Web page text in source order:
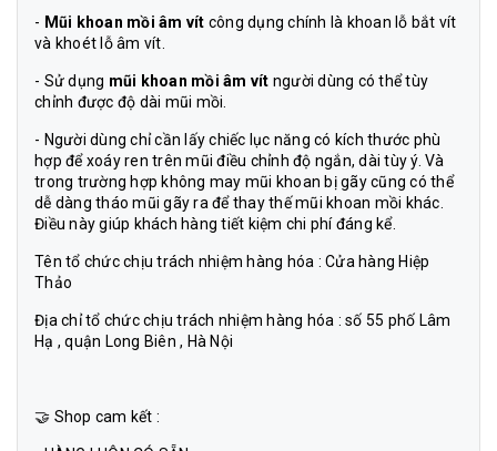
- Mũi khoan mồi âm vít công dụng chính là khoan lỗ bắt vít
và khoét lỗ âm vít.
- Sử dụng mũi khoan mồi âm vít người dùng có thể tùy
chỉnh được độ dài mũi mồi.
- Người dùng chỉ cần lấy chiếc lục năng có kích thước phù
hợp để xoáy ren trên mũi điều chỉnh độ ngắn, dài tùy ý. Và
trong trường hợp không may mũi khoan bị gãy cũng có thể
dễ dàng tháo mũi gãy ra để thay thế mũi khoan mồi khác.
Điều này giúp khách hàng tiết kiệm chi phí đáng kể.
Tên tổ chức chịu trách nhiệm hàng hóa : Cửa hàng Hiệp
Thảo
Địa chỉ tổ chức chịu trách nhiệm hàng hóa : số 55 phố Lâm
Hạ , quận Long Biên , Hà Nội
🤝 Shop cam kết :